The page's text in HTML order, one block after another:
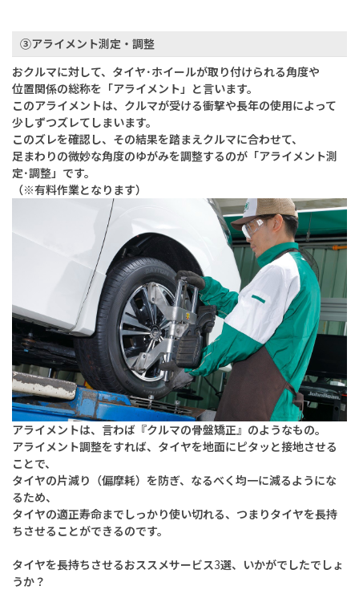
③アライメント測定・調整
おクルマに対して、タイヤ･ホイールが取り付けられる角度や
位置関係の総称を「アライメント」と言います。
このアライメントは、クルマが受ける衝撃や長年の使用によって
少しずつズレてしまいます。
このズレを確認し、その結果を踏まえクルマに合わせて、
足まわりの微妙な角度のゆがみを調整するのが「アライメント測
定･調整」です。
（※有料作業となります）
アライメントは、言わば『クルマの骨盤矯正』のようなもの。
アライメント調整をすれば、タイヤを地面にピタッと接地させる
ことで、
タイヤの片減り（偏摩耗）を防ぎ、なるべく均一に減るようにな
るため、
タイヤの適正寿命までしっかり使い切れる、つまりタイヤを長持
ちさせることができるのです。
タイヤを長持ちさせるおススメサービス3選、いかがでしたでしょ
うか？